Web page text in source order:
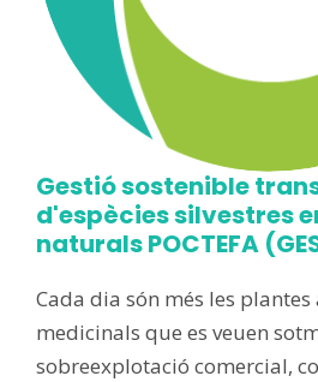
Gestió sostenible
d'espècies silvestres
naturals POCTEFA
Cada dia són més les
medicinals que es veuen
sobreexplotació comercial,